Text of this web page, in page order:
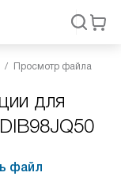
Просмотр файла
для
файл